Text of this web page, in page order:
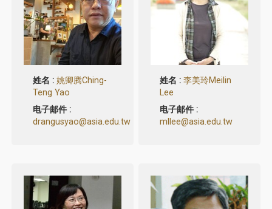
姓名 :姚卿腾Ching-
Teng Yao
电子邮件 :
drangusyao@asia.edu.tw
姓名 :李美玲Meilin
Lee
电子邮件 :
mllee@asia.edu.tw